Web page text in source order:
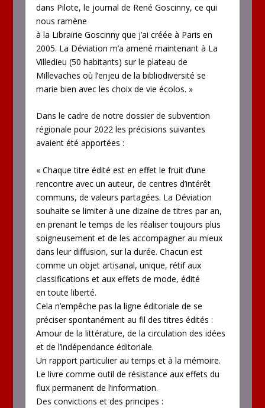
dans Pilote, le journal de René Goscinny, ce qui
nous ramène
à la Librairie Goscinny que j’ai créée à Paris en
2005. La Déviation m’a amené maintenant à La
Villedieu (50 habitants) sur le plateau de
Millevaches où l’enjeu de la bibliodiversité se
marie bien avec les choix de vie écolos. »
Dans le cadre de notre dossier de subvention
régionale pour 2022 les précisions suivantes
avaient été apportées :
« Chaque titre édité est en effet le fruit d’une
rencontre avec un auteur, de centres d’intérêt
communs, de valeurs partagées. La Déviation
souhaite se limiter à une dizaine de titres par an,
en prenant le temps de les réaliser toujours plus
soigneusement et de les accompagner au mieux
dans leur diffusion, sur la durée. Chacun est
comme un objet artisanal, unique, rétif aux
classifications et aux effets de mode, édité
en toute liberté.
Cela n’empêche pas la ligne éditoriale de se
préciser spontanément au fil des titres édités :
Amour de la littérature, de la circulation des idées
et de l’indépendance éditoriale.
Un rapport particulier au temps et à la mémoire.
Le livre comme outil de résistance aux effets du
flux permanent de l’information.
Des convictions et des principes :